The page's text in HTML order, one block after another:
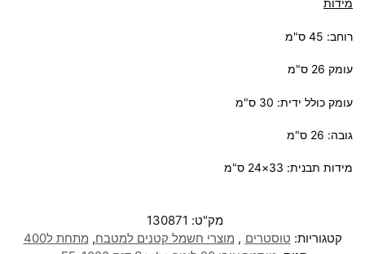
מידות
רוחב: 45 ס"מ
עומק 26 ס"מ
עומק כולל ידית: 30 ס"מ
גובה: 26 ס"מ
מידות תבנית: 33×24 ס"מ
מק"ט: 130871
קטגוריות: טוסטרים , מוצרי חשמל קטנים למטבח, מתחת ל400